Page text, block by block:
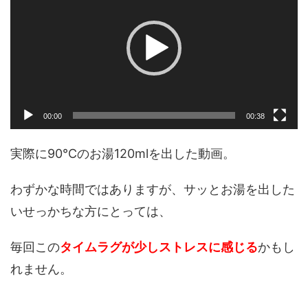
00:00 00:38
実際に90℃のお湯120mlを出した動画。
わずかな時間ではありますが、サッとお湯を出した
いせっかちな方にとっては、
毎回このタイムラグが少しストレスに感じるかもし
れません。